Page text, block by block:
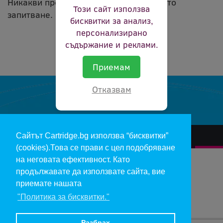
Сайтът Cartridge.bg използва “бисквитки”
(cookies).Това се прави с цел подобряване
на неговата ефективност. Като
продължавате да използвате сайта, вие
приемате нашата
"Политика за бисквитки."
запитване.
Този сайт използва
бисквитки за анализ,
персонализирано
съдържание и реклами.
Приемам
Отказвам
За нас Гаранции и рекламации Контакт Доставка
Отказ и връщане на продукти Общи условия за ползване
Изкупуване на празни касети
Цените в евро са изчислени по фиксирания курс 1 € = 1.95583 лв.